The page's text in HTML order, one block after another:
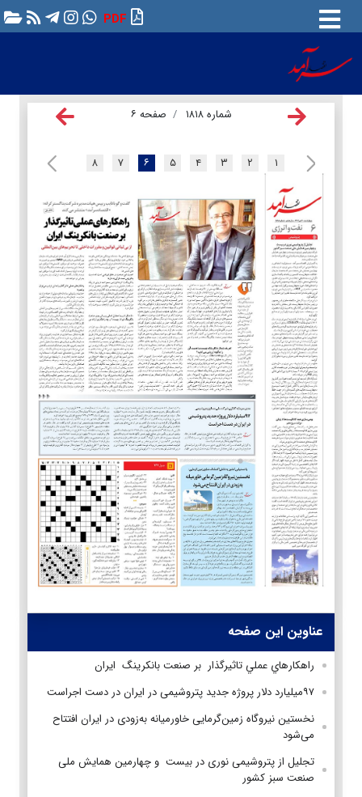
PDF
شماره ۱۸۱۸ صفحه ۶
۱ ۲ ۳ ۴ ۵ ۶ ۷ ۸
عناوین این صفحه
راهکارهاي عملي تاثيرگذار بر صنعت بانکرینگ ایران
۹۷میلیارد دلار پروژه جدید پتروشیمی در ایران در دست اجراست
نخستین نیروگاه زمین‌گرمایی خاورمیانه به‌زودی در ایران افتتاح
می‌شود
تجلیل از پتروشیمی نوری در بیست و چهارمین همایش ملی
صنعت سبز کشور